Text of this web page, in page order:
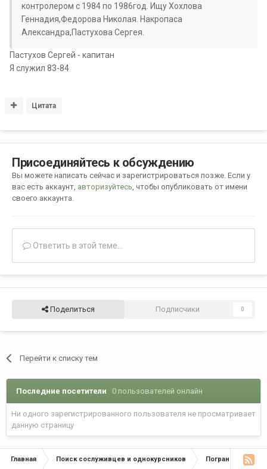
контролером с 1984 по 1986год. Ищу Хохлова
Геннадия,Федорова Николая. Накропаса
Александра,Пастухова Сергея.
Пастухов Сергей - капитан
Я служил 83-84
Цитата
Присоединяйтесь к обсуждению
Вы можете написать сейчас и зарегистрироваться позже. Если у
вас есть аккаунт, авторизуйтесь , чтобы опубликовать от имени
своего аккаунта.
Ответить в этой теме...
Поделиться Подписчики 0
Перейти к списку тем
Последние посетители 0 пользователей онлайн
Ни одного зарегистрированного пользователя не просматривает
данную страницу
Главная Поиск сослуживцев и однокурсников Пограничные